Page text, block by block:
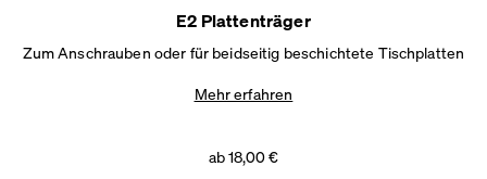
E2 Plattenträger
Zum Anschrauben oder für beidseitig beschichtete Tischplatten
Mehr erfahren
ab 18,00 €